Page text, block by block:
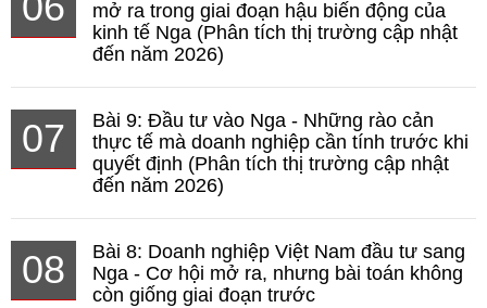
mở ra trong giai đoạn hậu biến động của
kinh tế Nga (Phân tích thị trường cập nhật
đến năm 2026)
07
Bài 9: Đầu tư vào Nga - Những rào cản
thực tế mà doanh nghiệp cần tính trước khi
quyết định (Phân tích thị trường cập nhật
đến năm 2026)
08
Bài 8: Doanh nghiệp Việt Nam đầu tư sang
Nga - Cơ hội mở ra, nhưng bài toán không
còn giống giai đoạn trước